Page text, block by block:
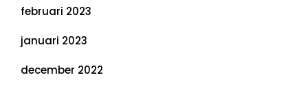
februari 2023
januari 2023
december 2022